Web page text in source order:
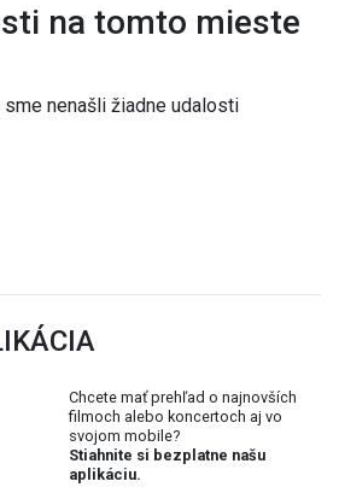
na tomto mieste
nenašli žiadne udalosti
Chcete mať prehľad o najnovších
filmoch alebo koncertoch aj vo
svojom mobile?
Stiahnite si bezplatne našu
aplikáciu.